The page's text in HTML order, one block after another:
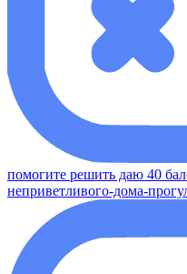
помогите решить даю 40
неприветливого-дома-